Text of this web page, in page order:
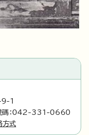
1
碼：042-331-0660
方式